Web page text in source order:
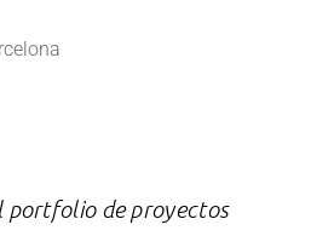
portfolio de proyectos